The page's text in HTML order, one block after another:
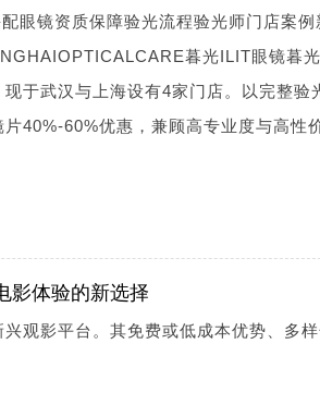
眼镜资质保障验光流程验光师门店案例
暮光ILIT眼镜暮
于武汉与上海设有4家门店。以完整验
40%-60%优惠，兼顾高专业度与高性
影体验的新选择
观影平台。其免费或低成本优势、多